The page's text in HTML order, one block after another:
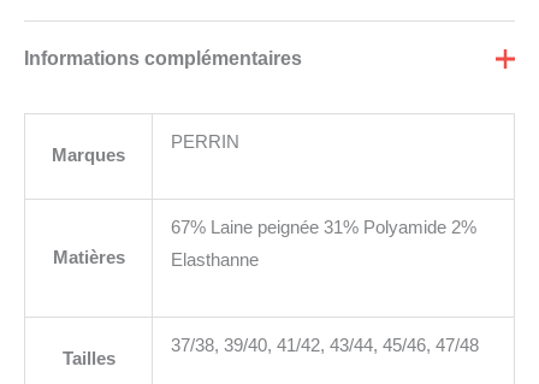
Informations complémentaires
Marques
PERRIN
Matières
67% Laine peignée 31% Polyamide 2%
Elasthanne
Tailles
37/38, 39/40, 41/42, 43/44, 45/46, 47/48